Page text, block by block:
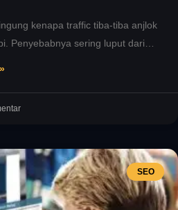
kenapa traffic tiba-tiba anjlok
Penyebabnya sering luput dari
SEO